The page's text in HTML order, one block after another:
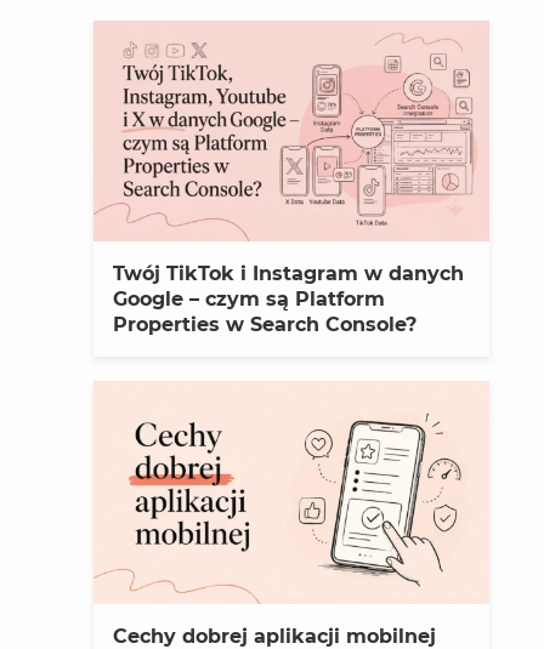
Twój TikTok i Instagram w danych
Google – czym są Platform
Properties w Search Console?
Cechy dobrej aplikacji mobilnej